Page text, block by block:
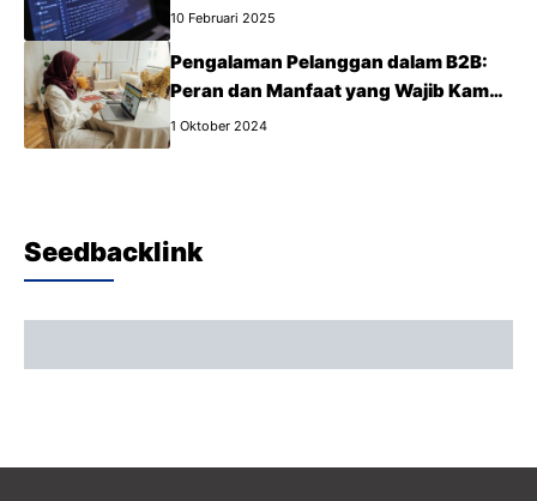
10 Februari 2025
Pengalaman Pelanggan dalam B2B:
Peran dan Manfaat yang Wajib Kamu
Tahu
1 Oktober 2024
Seedbacklink